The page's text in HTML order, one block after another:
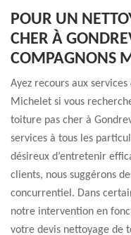
POUR UN
CHER À
COMPAGNONS
Ayez recours aux
Michelet si vous
toiture pas cher à
services à tous les
désireux d’entretenir
clients, nous suggérons
concurrentiel. Dans
notre intervention en
votre devis nettoyage de